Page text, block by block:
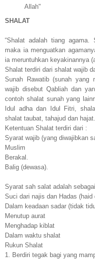
Allah"
SHALAT
“Shalat adalah tiang agama.
maka ia menguatkan
ia meruntuhkan keyakinannya
Shalat terdiri dari shalat wajib
Sunah Rawatib (sunah yang
wajib disebut Qabliah dan
contoh shalat sunah yang
Idul adha dan Idul Fitri,
shalat taubat, tahajud dan hajat.
Ketentuan Shalat terdiri dari :
Syarat wajib (yang diwajibkan
Muslim
Berakal.
Balig (dewasa).
Syarat sah salat adalah
Suci dari najis dan Hadas (haid
Dalam keadaan sadar (tidak
Menutup aurat
Menghadap kiblat
Dalam waktu shalat
Rukun Shalat
1. Berdiri tegak bagi yang